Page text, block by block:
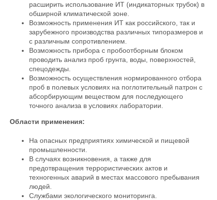
расширить использование ИТ (индикаторных трубок) в
обширной климатической зоне.
Возможность применения ИТ как российского, так и
зарубежного производства различных типоразмеров и
с различным сопротивлением.
Возможность прибора с пробоотборным блоком
проводить анализ проб грунта, воды, поверхностей,
спецодежды.
Возможность осуществления нормированного отбора
проб в полевых условиях на поглотительный патрон с
абсорбирующим веществом для последующего
точного анализа в условиях лаборатории.
Области применения:
На опасных предприятиях химической и пищевой
промышленности.
В случаях возникновения, а также для
предотвращения террористических актов и
техногенных аварий в местах массового пребывания
людей.
Службами экологического мониторинга.